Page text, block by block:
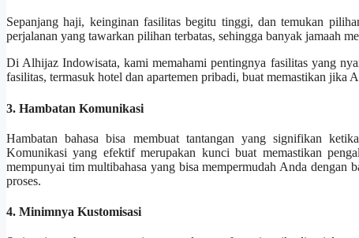
Sepanjang haji, keinginan fasilitas begitu tinggi, dan temukan
perjalanan yang tawarkan pilihan terbatas, sehingga banyak jamaah
Di Alhijaz Indowisata, kami memahami pentingnya fasilitas yang
fasilitas, termasuk hotel dan apartemen pribadi, buat memastikan jika
3. Hambatan Komunikasi
Hambatan bahasa bisa membuat tantangan yang signifikan
Komunikasi yang efektif merupakan kunci buat memastikan
mempunyai tim multibahasa yang bisa mempermudah Anda dengan
proses.
4. Minimnya Kustomisasi